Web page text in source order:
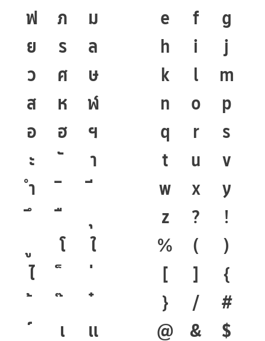
ฟ
ภ
ม
ย
ร
ล
ว
ศ
ษ
ส
ห
ฬ
อ
ฮ
ฯ
ะ
า
ำ
โ
ใ
ไ
เ
แ
e
f
g
h
i
j
k
l
m
n
o
p
q
r
s
t
u
v
w
x
y
z
?
!
%
(
)
[
]
{
}
/
#
@
&
$